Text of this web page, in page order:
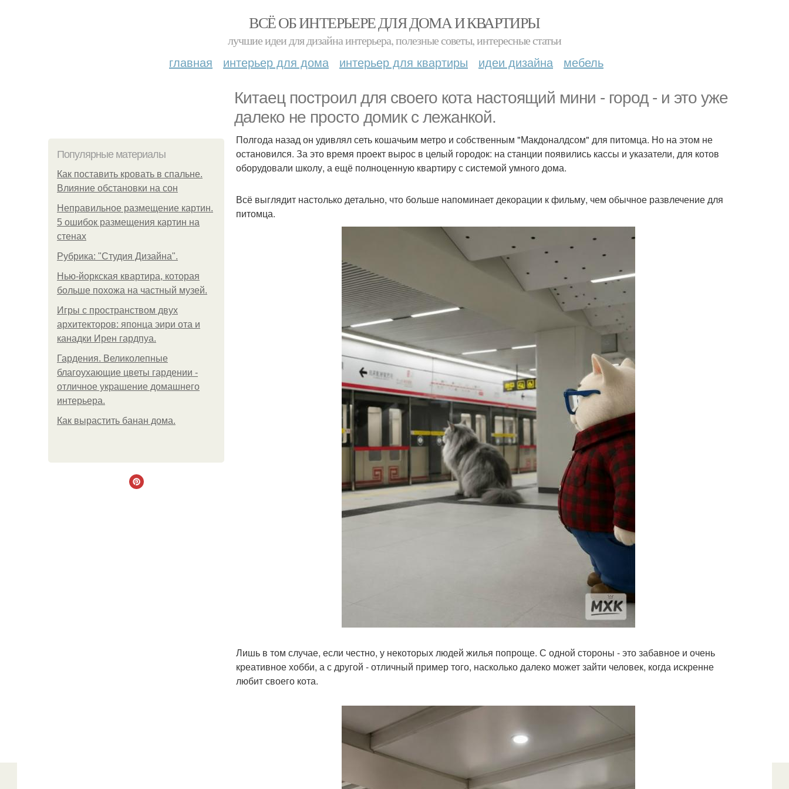
ВСЁ ОБ ИНТЕРЬЕРЕ ДЛЯ ДОМА И КВАРТИРЫ
лучшие идеи для дизайна интерьера, полезные советы, интересные статьи
главная интерьер для дома интерьер для квартиры идеи дизайна мебель
Китаец построил для своего кота настоящий мини - город - и это уже
далеко не просто домик с лежанкой.
Популярные материалы
Как поставить кровать в спальне.
Влияние обстановки на сон
Неправильное размещение картин.
5 ошибок размещения картин на
стенах
Рубрика: "Студия Дизайна".
Нью-йоркская квартира, которая
больше похожа на частный музей.
Игры с пространством двух
архитекторов: японца эири ота и
канадки Ирен гардпуа.
Гардения. Великолепные
благоухающие цветы гардении -
отличное украшение домашнего
интерьера.
Как вырастить банан дома.
Полгода назад он удивлял сеть кошачьим метро и собственным "Макдоналдсом" для питомца. Но на этом не
остановился. За это время проект вырос в целый городок: на станции появились кассы и указатели, для котов
оборудовали школу, а ещё полноценную квартиру с системой умного дома.
Всё выглядит настолько детально, что больше напоминает декорации к фильму, чем обычное развлечение для
питомца.
Лишь в том случае, если честно, у некоторых людей жилья попроще. С одной стороны - это забавное и очень
креативное хобби, а с другой - отличный пример того, насколько далеко может зайти человек, когда искренне
любит своего кота.